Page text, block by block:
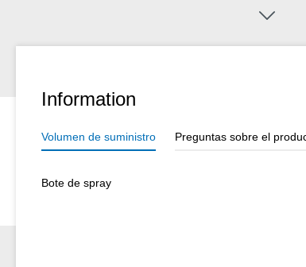
técnica de carga, en lugar de antiadherentes con
Roentgen y láser.
Information
Volumen de suministro Preguntas sobre el
Bote de spray